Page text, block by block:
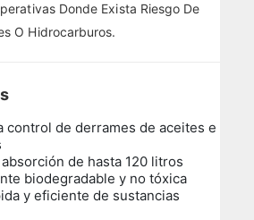
Donde Exista Riesgo De
O Hidrocarburos.
control de derrames de aceites e
de hasta 120 litros
biodegradable y no tóxica
y eficiente de sustancias